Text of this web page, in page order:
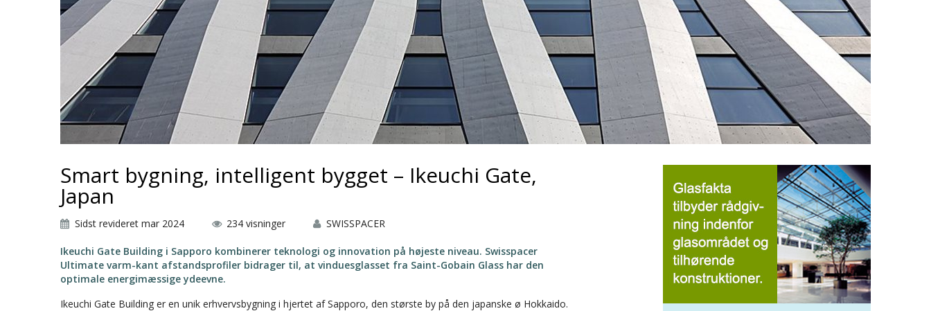
Smart bygning, intelligent bygget – Ikeuchi Gate,
Japan
Sidst revideret mar 2024 234 visninger SWISSPACER
Ikeuchi Gate Building i Sapporo kombinerer teknologi og innovation på højeste niveau. Swisspacer
Ultimate varm-kant afstandsprofiler bidrager til, at vinduesglasset fra Saint-Gobain Glass har den
optimale energimæssige ydeevne.
Ikeuchi Gate Building er en unik erhvervsbygning i hjertet af Sapporo, den største by på den japanske ø Hokkaido.